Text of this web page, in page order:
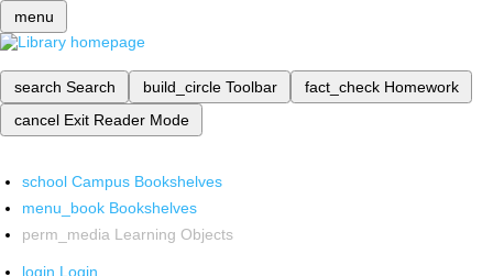
menu
search Search build_circle Toolbar fact_check Homework
cancel Exit Reader Mode
school Campus Bookshelves
menu_book Bookshelves
perm_media Learning Objects
login Login